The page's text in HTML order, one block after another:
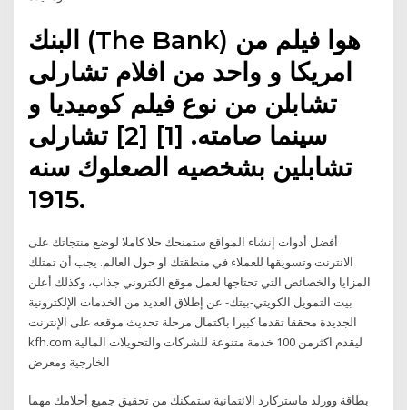
البنك (The Bank) هوا فيلم من
امريكا و واحد من افلام تشارلى
تشابلن من نوع فيلم كوميديا و
سينما صامته. [1] [2] تشارلى
تشابلين بشخصيه الصعلوك سنه
1915.
أفضل أدوات إنشاء المواقع ستمنحك حلا كاملا لوضع منتجاتك على
الانترنت وتسويقها للعملاء في منطقتك او حول العالم. يجب أن تمتلك
المزايا والخصائص التي تحتاجها لعمل موقع الكتروني جذاب، وكذلك أعلن
بيت التمويل الكويتي-بيتك- عن إطلاق العديد من الخدمات الإلكترونية
الجديدة محققا تقدما كبيرا باكتمال مرحلة تحديث موقعه على الإنترنت
kfh.com ليقدم اكثرمن 100 خدمة متنوعة للشركات والتحويلات المالية
الخارجية ومعرض
بطاقة وورلد ماستركارد الائتمانية ستمكنك من تحقيق جميع أحلامك مهما